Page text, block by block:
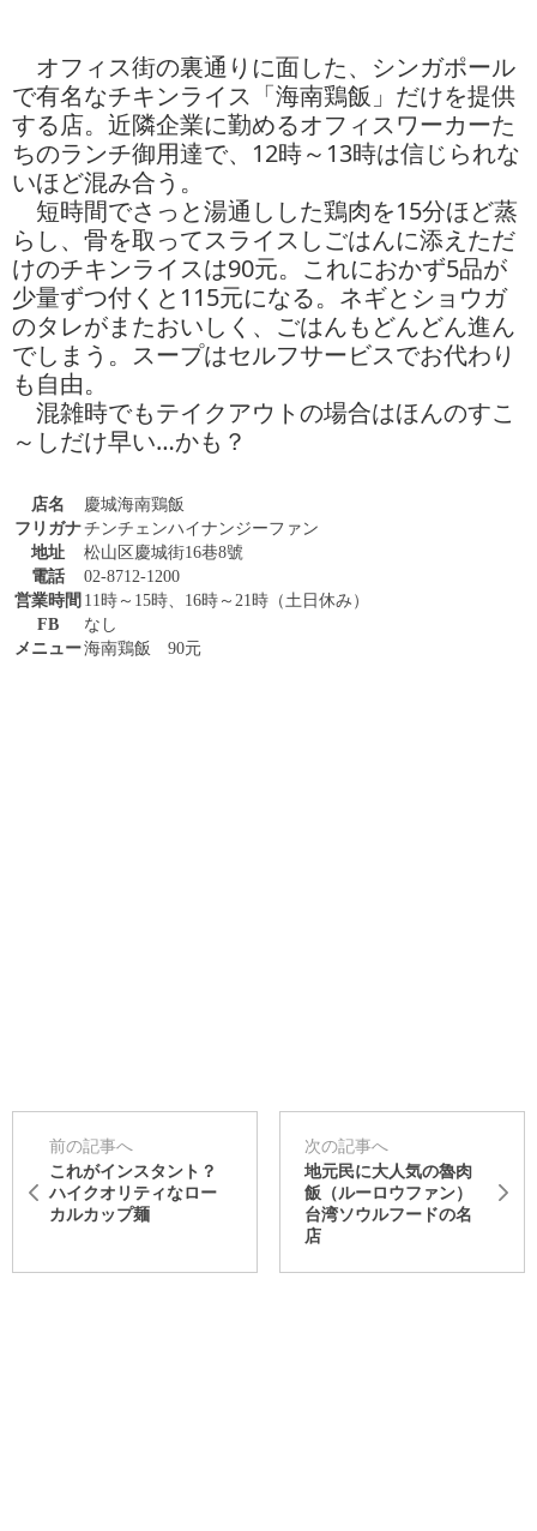
オフィス街の裏通りに面した、シンガポール
で有名なチキンライス「海南鶏飯」だけを提供
する店。近隣企業に勤めるオフィスワーカーた
ちのランチ御用達で、12時～13時は信じられな
いほど混み合う。
短時間でさっと湯通しした鶏肉を15分ほど蒸
らし、骨を取ってスライスしごはんに添えただ
けのチキンライスは90元。これにおかず5品が
少量ずつ付くと115元になる。ネギとショウガ
のタレがまたおいしく、ごはんもどんどん進ん
でしまう。スープはセルフサービスでお代わり
も自由。
混雑時でもテイクアウトの場合はほんのすこ
～しだけ早い…かも？
店名
慶城海南鶏飯
フリガナチンチェンハイナンジーファン
地址
松山区慶城街16巷8號
電話
02-8712-1200
営業時間 11時～15時、16時～21時（土日休み）
FB
なし
メニュー海南鶏飯 90元
前の記事へ
これがインスタント？
ハイクオリティなロー
カルカップ麺
次の記事へ
地元民に大人気の魯肉
飯（ルーロウファン）
台湾ソウルフードの名
店